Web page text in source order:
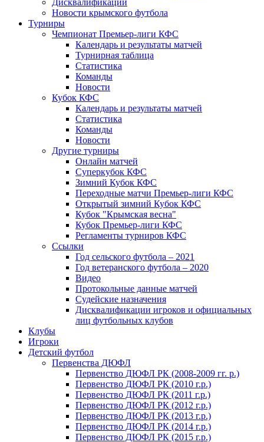
Дисквалификации
Новости крымского футбола
Турниры
Чемпионат Премьер-лиги КФС
Календарь и результаты матчей
Турнирная таблица
Статистика
Команды
Новости
Кубок КФС
Календарь и результаты матчей
Статистика
Команды
Новости
Другие турниры
Онлайн матчей
Суперкубок КФС
Зимний Кубок КФС
Переходные матчи Премьер-лиги КФС
Открытый зимний Кубок КФС
Кубок "Крымская весна"
Кубок Премьер-лиги КФС
Регламенты турниров КФС
Ссылки
Год сельского футбола – 2021
Год ветеранского футбола – 2020
Видео
Протокольные данные матчей
Судейские назначения
Дисквалификации игроков и официальных
лиц футбольных клубов
Клубы
Игроки
Детский футбол
Первенства ДЮФЛ
Первенство ДЮФЛ РК (2008-2009 гг. р.)
Первенство ДЮФЛ РК (2010 г.р.)
Первенство ДЮФЛ РК (2011 г.р.)
Первенство ДЮФЛ РК (2012 г.р.)
Первенство ДЮФЛ РК (2013 г.р.)
Первенство ДЮФЛ РК (2014 г.р.)
Первенство ДЮФЛ РК (2015 г.р.)